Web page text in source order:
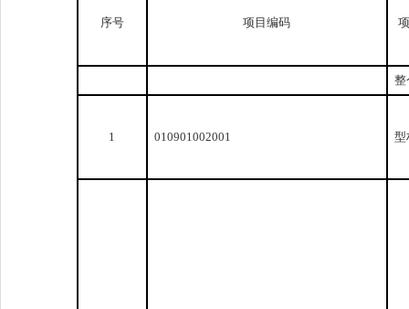
序号 项目编码
整
1 010901002001 型